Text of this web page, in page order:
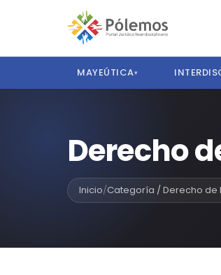
MAYEÚTICA▾
Derecho
Inicio/Categoría / Derecho de